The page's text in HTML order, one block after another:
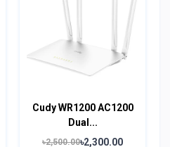
Cudy WR1200 AC1200
Dual...
৳2,500.00৳2,300.00